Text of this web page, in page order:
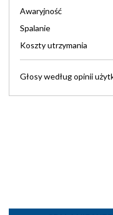
Awaryjność
Spalanie
Koszty utrzymania
Głosy wedługopinii